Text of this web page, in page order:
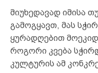
მიუხედავად იმისა
გამოგყავთ, მას
ყურადღებით
როგორი კვება
კულტურის ამ